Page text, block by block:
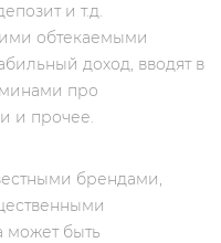
и т.д.
обтекаемыми
доход, вводят в
про
и прочее.
брендами,
может быть